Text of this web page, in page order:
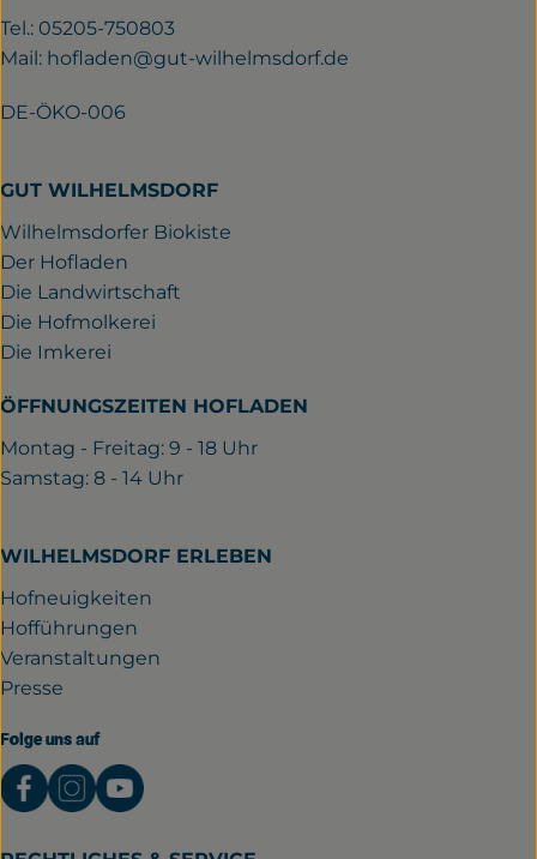
Tel.: 05205-750803
Mail: hofladen@gut-wilhelmsdorf.de
DE-ÖKO-006
GUT WILHELMSDORF
Wilhelmsdorfer Biokiste
Der Hofladen
Die Landwirtschaft
Die Hofmolkerei
Die Imkerei
ÖFFNUNGSZEITEN HOFLADEN
Montag - Freitag: 9 - 18 Uhr
Samstag: 8 - 14 Uhr
WILHELMSDORF ERLEBEN
Hofneuigkeiten
Hofführungen
Veranstaltungen
Presse
Folge uns auf
Externer Link zu https://www.facebook.com/
Externer Link zu https://
Externer Link zu https://